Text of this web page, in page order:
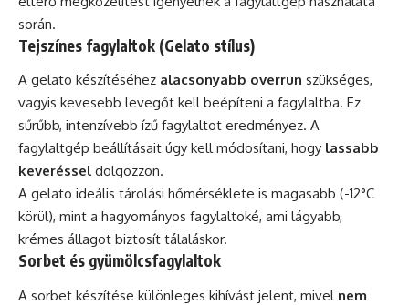
során.
Tejszínes fagylaltok (Gelato stílus)
A gelato készítéséhez alacsonyabb overrun szükséges,
vagyis kevesebb levegőt kell beépíteni a fagylaltba. Ez
sűrűbb, intenzívebb ízű fagylaltot eredményez. A
fagylaltgép beállításait úgy kell módosítani, hogy lassabb
keveréssel dolgozzon.
A gelato ideális tárolási hőmérséklete is magasabb (-12°C
körül), mint a hagyományos fagylaltoké, ami lágyabb,
krémes állagot biztosít tálaláskor.
Sorbet és gyümölcsfagylaltok
A sorbet készítése különleges kihívást jelent, mivel nem